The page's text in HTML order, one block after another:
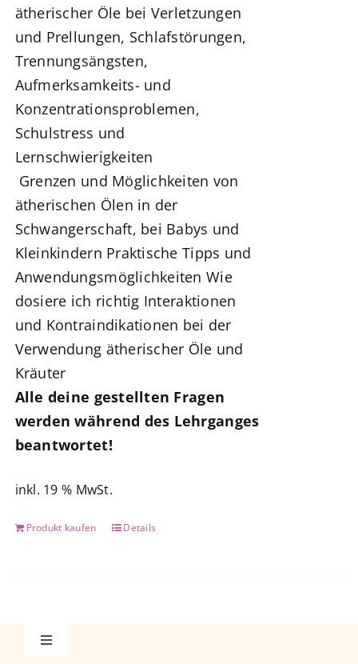
ätherischer Öle bei Verletzungen
und Prellungen, Schlafstörungen,
Trennungsängsten,
Aufmerksamkeits- und
Konzentrationsproblemen,
Schulstress und
Lernschwierigkeiten
Grenzen und Möglichkeiten von
ätherischen Ölen in der
Schwangerschaft, bei Babys und
Kleinkindern Praktische Tipps und
AnwendungsmöglichkeitenWie
dosiere ich richtig Interaktionen
und Kontraindikationen bei der
Verwendung ätherischer Öle und
Kräuter
Alle deine gestellten Fragen
werden während des Lehrganges
beantwortet!
inkl. 19 % MwSt.
Produkt kaufen Details
Toggle